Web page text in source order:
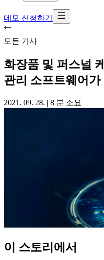
데모 신청하기
모든 기사
화장품 및 퍼스널
관리 소프트웨어
2021. 09. 28. | 8 분 소요
이 스토리에서